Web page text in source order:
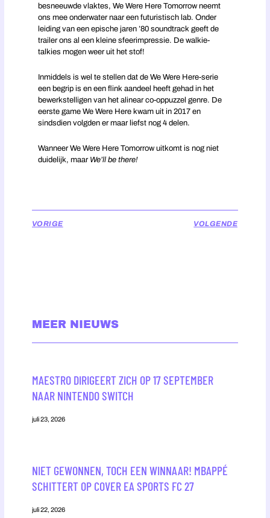
besneeuwde vlaktes, We Were Here Tomorrow neemt
ons mee onderwater naar een futuristisch lab. Onder
leiding van een epische jaren ’80 soundtrack geeft de
trailer ons al een kleine sfeerimpressie. De walkie-
talkies mogen weer uit het stof!
Inmiddels is wel te stellen dat de We Were Here-serie
een begrip is en een flink aandeel heeft gehad in het
bewerkstelligen van het alinear co-oppuzzel genre. De
eerste game We Were Here kwam uit in 2017 en
sindsdien volgden er maar liefst nog 4 delen.
Wanneer We Were Here Tomorrow uitkomt is nog niet
duidelijk, maar We’ll be there!
VORIGE VOLGENDE
MEER NIEUWS
MAESTRO DIRIGEERT ZICH OP 17 SEPTEMBER
NAAR NINTENDO SWITCH
juli 23, 2026
NIET GEWONNEN, TOCH EEN WINNAAR! MBAPPÉ
SCHITTERT OP COVER EA SPORTS FC 27
juli 22, 2026